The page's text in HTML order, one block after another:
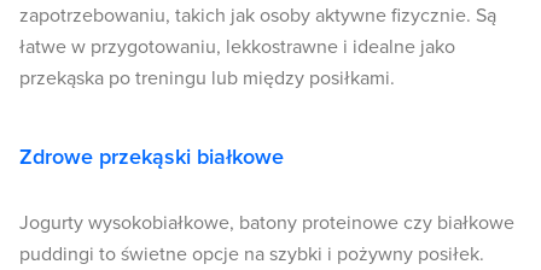
zapotrzebowaniu, takich jak osoby aktywne fizycznie. Są
łatwe w przygotowaniu, lekkostrawne i idealne jako
przekąska po treningu lub między posiłkami.
Zdrowe przekąski białkowe
Jogurty wysokobiałkowe, batony proteinowe czy białkowe
puddingi to świetne opcje na szybki i pożywny posiłek.